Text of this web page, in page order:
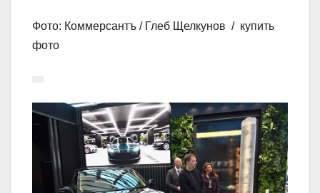
Фото: Коммерсантъ / Глеб Щелкунов / купить
фото